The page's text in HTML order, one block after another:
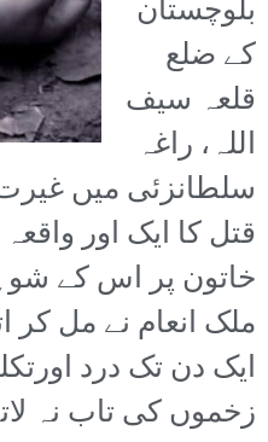
بلوچستان
کے ضلع
قلعہ سیف
اللہ، راغہ
سلطانزئی میں
قتل کا ایک اور
خاتون پر اس کے
ملک انعام نے مل کر
ایک دن تک درد
زخموں کی تاب نہ